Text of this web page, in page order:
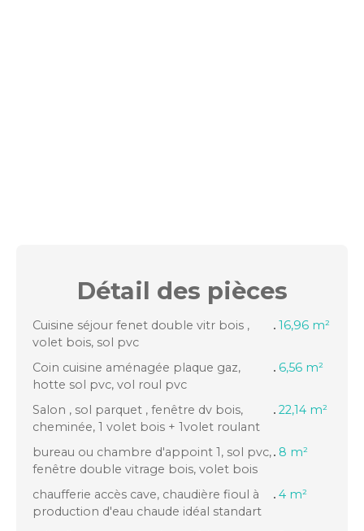
Détail des pièces
Cuisine séjour fenet double vitr bois ,
volet bois, sol pvc
16,96 m²
Coin cuisine aménagée plaque gaz,
hotte sol pvc, vol roul pvc
6,56 m²
Salon , sol parquet , fenêtre dv bois,
cheminée, 1 volet bois + 1volet roulant
22,14 m²
bureau ou chambre d'appoint 1, sol pvc,
fenêtre double vitrage bois, volet bois
8 m²
chaufferie accès cave, chaudière fioul à
production d'eau chaude idéal standart
4 m²